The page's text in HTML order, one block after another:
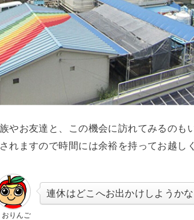
やお友達と、この機会に訪れてみるのも
れますので時間には余裕を持ってお越し
おりんご
連休はどこへお出かけしようか